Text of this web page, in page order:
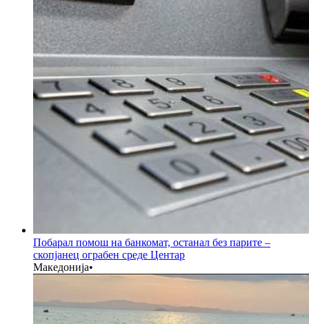
Побарал помош на банкомат, останал без парите –
скопјанец ограбен среде Центар
Македонија•